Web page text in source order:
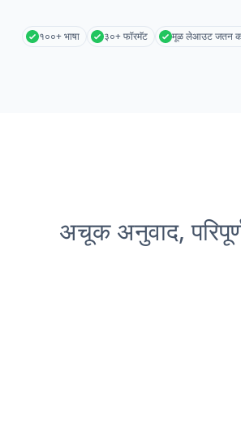
१००+ भाषा ३०+ फॉरमॅट मूळ लेआउट जतन
अचूक अनुवाद,